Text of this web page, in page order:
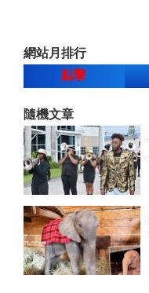
網站月排行
點擊
隨機文章